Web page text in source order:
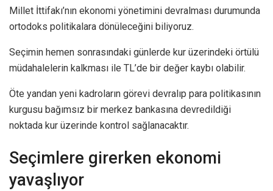
Millet İttifakı’nın ekonomi yönetimini devralması durumunda
ortodoks politikalara dönüleceğini biliyoruz.
Seçimin hemen sonrasındaki günlerde kur üzerindeki örtülü
müdahalelerin kalkması ile TL’de bir değer kaybı olabilir.
Öte yandan yeni kadroların görevi devralıp para politikasının
kurgusu bağımsız bir merkez bankasına devredildiği
noktada kur üzerinde kontrol sağlanacaktır.
Seçimlere girerken ekonomi
yavaşlıyor